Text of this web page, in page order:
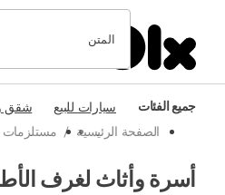
المتن
جميع الفئات سيارات للبيع شقق
الصفحة الرئيسية / مستلزمات
أسرة وأثاث لغرف